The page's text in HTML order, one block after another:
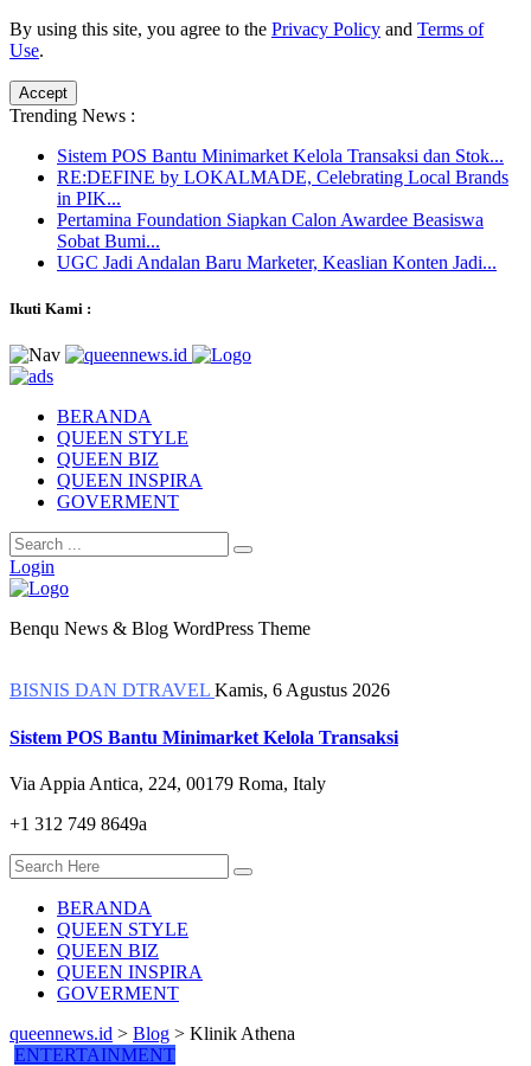
By using this site, you agree to the Privacy Policy and Terms of
Use.
Accept
Trending News :
Sistem POS Bantu Minimarket Kelola Transaksi dan Stok...
RE:DEFINE by LOKALMADE, Celebrating Local Brands
in PIK...
Pertamina Foundation Siapkan Calon Awardee Beasiswa
Sobat Bumi...
UGC Jadi Andalan Baru Marketer, Keaslian Konten Jadi...
Ikuti Kami :
BERANDA
QUEEN STYLE
QUEEN BIZ
QUEEN INSPIRA
GOVERMENT
Login
Benqu News & Blog WordPress Theme
BISNIS DAN DTRAVEL Kamis, 6 Agustus 2026
Sistem POS Bantu Minimarket Kelola Transaksi
Via Appia Antica, 224, 00179 Roma, Italy
+1 312 749 8649a
BERANDA
QUEEN STYLE
QUEEN BIZ
QUEEN INSPIRA
GOVERMENT
queennews.id > Blog > Klinik Athena
ENTERTAINMENT